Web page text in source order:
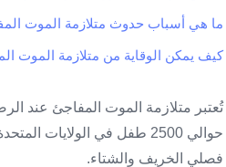
ما هي أسباب حدوث متلازمة الموت
كيف يمكن الوقاية من متلازمة الموت
تُعتبر متلازمة الموت المفاجئ عند
حوالي 2500 طفل في
فصلي الخريف والشتاء.